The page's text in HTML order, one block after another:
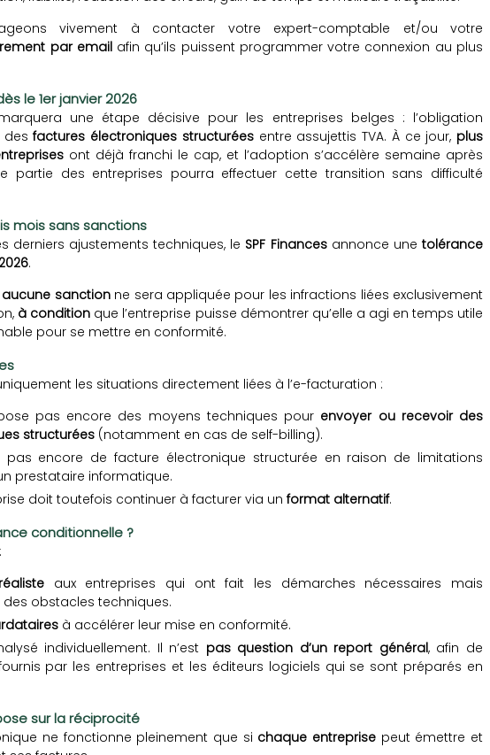
vivement à contacter votre expert-comptable et/ou votre
par emailafin qu’ils puissent programmer votre connexion au plus
le 1er janvier 2026
une étape décisive pour les entreprises belges : l’obligation
desfactures électroniques structuréesentre assujettis TVA. À ce jour, plus
ont déjà franchi le cap, et l’adoption s’accélère semaine après
partie des entreprises pourra effectuer cette transition sans difficulté
mois sans sanctions
derniers ajustements techniques, le SPF Financesannonce unetolérance
.
aucune sanctionne sera appliquée pour les infractions liées exclusivement
à condition que l’entreprise puisse démontrer qu’elle a agi en temps utile
pour se mettre en conformité.
les situations directement liées à l’e-facturation :
pas encore des moyens techniques pour envoyer ou recevoir des
structurées (notamment en cas de self-billing).
pas encore de facture électronique structurée en raison de limitations
prestataire informatique.
doit toutefois continuer à facturer via un format alternatif.
conditionnelle ?
aux entreprises qui ont fait les démarches nécessaires mais
obstacles techniques.
à accélérer leur mise en conformité.
individuellement. Il n’est pas question d’un report général, afin de
par les entreprises et les éditeurs logiciels qui se sont préparés en
sur la réciprocité
ne fonctionne pleinement que si chaque entreprise peut émettre et